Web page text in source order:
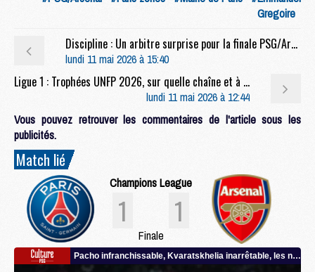
Gregoire
Discipline : Un arbitre surprise pour la finale PSG/Arsenal
lundi 11 mai 2026 à 15:40
Ligue 1 : Trophées UNFP 2026, sur quelle chaîne et à quelle heure regarder la cérémonie ?
lundi 11 mai 2026 à 12:44
Vous pouvez retrouver les commentaires de l'article sous les
publicités.
Match lié
Champions League
1 1
Finale